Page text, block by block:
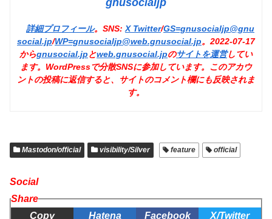
詳細プロフィール。SNS: X Twitter/GS=gnusocialjp@gnu
social.jp/WP=gnusocialjp@web.gnusocial.jp。2022-07-17
からgnusocial.jpとweb.gnusocial.jpのサイトを運営してい
ます。WordPressで分散SNSに参加しています。このアカウ
ントの投稿に返信すると、サイトのコメント欄にも反映されま
す。
Mastodon/official visibility/Silver feature official
Social
Share
Copy
Hatena Facebook
X/Twitter